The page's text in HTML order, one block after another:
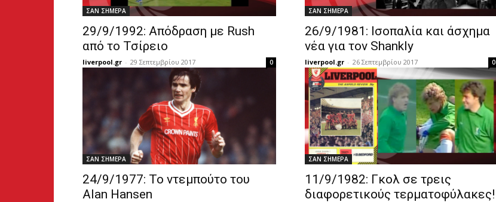
ΣΑΝ ΣΗΜΕΡΑ
29/9/1992: Απόδραση με Rush
από το Τσίρειο
liverpool.gr - 29 Σεπτεμβρίου 2017 0
ΣΑΝ ΣΗΜΕΡΑ
26/9/1981: Ισοπαλία και άσχημα
νέα για τον Shankly
liverpool.gr - 26 Σεπτεμβρίου 2017 0
ΣΑΝ ΣΗΜΕΡΑ
24/9/1977: To ντεμπούτο του
Alan Hansen
ΣΑΝ ΣΗΜΕΡΑ
11/9/1982: Γκολ σε τρεις
διαφορετικούς τερματοφύλακες!